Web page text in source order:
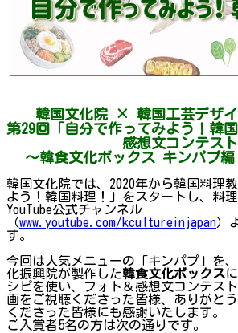
韓国文化院 × 韓国工芸デザ
第29回「自分で作ってみよう！韓
感想文コンテスト
～韓食文化ボックス キンパプ
韓国文化院では、2020年から韓国料理
よう！韓国料理！」をスタートし、料
YouTube公式チャンネル
（www.youtube.com/kcultureinjapan）
す。
今回は人気メニューの「キンパプ」を
化振興院が製作した韓食文化ボックス
シピを使い、フォト＆感想文コンテス
画をご視聴くださった皆様、ありがと
くださった皆様にも感謝いたします。
ご入賞者5名の方は次の通りです。